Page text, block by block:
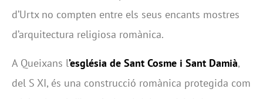
d’Urtx no compten entre els seus encants mostres
d’arquitectura religiosa romànica.
A Queixans l’església de Sant Cosme i Sant Damià,
del S XI, és una construcció romànica protegida com